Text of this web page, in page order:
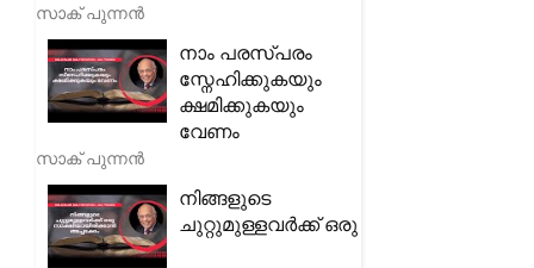
സാക് പുന്നൻ
നാം പരസ്പരം
സ്നേഹിക്കുകയും
ക്ഷമിക്കുകയും
വേണം
സാക് പുന്നൻ
നിങ്ങളുടെ
ചുറ്റുമുള്ളവർക്ക് ഒരു